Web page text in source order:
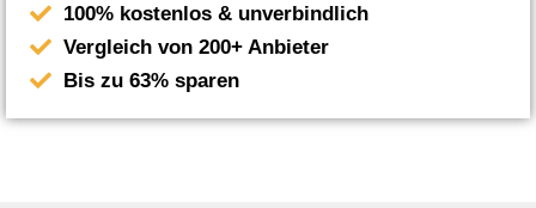
100% kostenlos & unverbindlich
Vergleich von 200+ Anbieter
Bis zu 63% sparen